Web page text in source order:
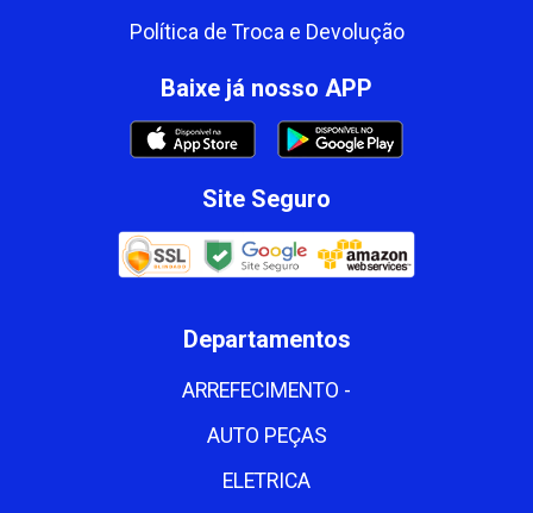
Política de Troca e Devolução
Baixe já nosso APP
Site Seguro
Departamentos
ARREFECIMENTO -
AUTO PEÇAS
ELETRICA